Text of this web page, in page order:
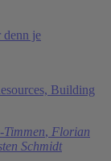
denn je
Building
Timmen, Florian
Schmidt